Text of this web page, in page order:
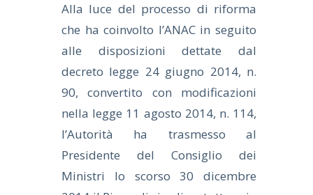
Alla luce del processo di riforma
che ha coinvolto l’ANAC in seguito
alle disposizioni dettate dal
decreto legge 24 giugno 2014, n.
90, convertito con modificazioni
nella legge 11 agosto 2014, n. 114,
l’Autorità ha trasmesso al
Presidente del Consiglio dei
Ministri lo scorso 30 dicembre